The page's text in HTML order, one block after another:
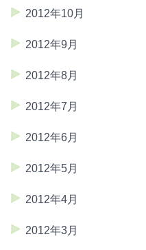
2012年10月
2012年9月
2012年8月
2012年7月
2012年6月
2012年5月
2012年4月
2012年3月